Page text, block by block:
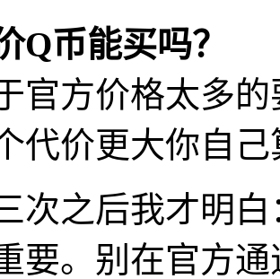
Q币能买吗？
官方价格太多
代价更大你自己
次之后我才明
要。别在官方